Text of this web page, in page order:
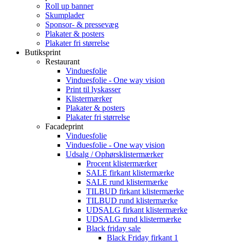
Roll up banner
Skumplader
Sponsor- & pressevæg
Plakater & posters
Plakater fri størrelse
Butiksprint
Restaurant
Vinduesfolie
Vinduesfolie - One way vision
Print til lyskasser
Klistermærker
Plakater & posters
Plakater fri størrelse
Facadeprint
Vinduesfolie
Vinduesfolie - One way vision
Udsalg / Ophørsklistermærker
Procent klistermærker
SALE firkant klistermærke
SALE rund klistermærke
TILBUD firkant klistermærke
TILBUD rund klistermærke
UDSALG firkant klistermærke
UDSALG rund klistermærke
Black friday sale
Black Friday firkant 1